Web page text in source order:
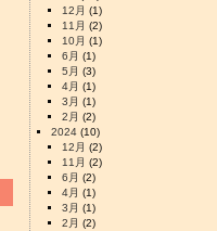
12月 (1)
11月 (2)
10月 (1)
6月 (1)
5月 (3)
4月 (1)
3月 (1)
2月 (2)
2024 (10)
12月 (2)
11月 (2)
6月 (2)
4月 (1)
3月 (1)
2月 (2)